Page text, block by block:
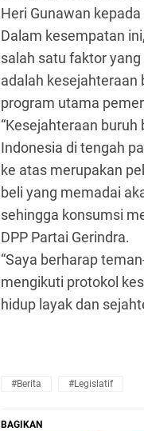
Heri Gunawan
Dalam kesempatan
salah satu faktor
adalah kesejahteraan
program utama
“Kesejahteraan
Indonesia di tengah
ke atas merupakan
beli yang memadai
sehingga konsumsi
DPP Partai Gerindra.
“Saya berharap
mengikuti protokol
hidup layak dan
#Berita #Legislatif
BAGIKAN